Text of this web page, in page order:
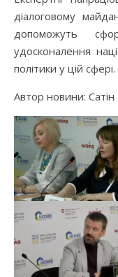
діалоговому
допоможуть
удосконалення
політики у цій сфері.
Автор новини: Сатін